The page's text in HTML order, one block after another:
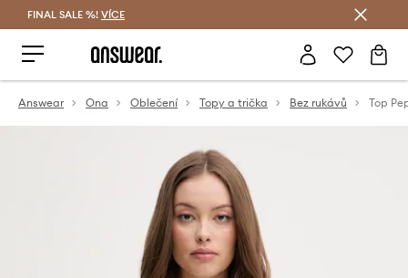
FINAL SALE %! VÍCE
Answear Ona Oblečení Topy a trička Bez rukávů Top